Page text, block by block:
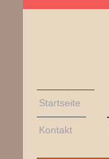
Startseite
Kontakt